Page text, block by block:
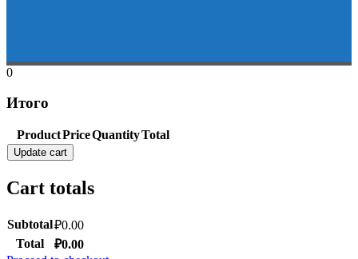
0
Итого
ProductPriceQuantityTotal
Update cart
Cart totals
Subtotal₽0.00
Total
₽0.00